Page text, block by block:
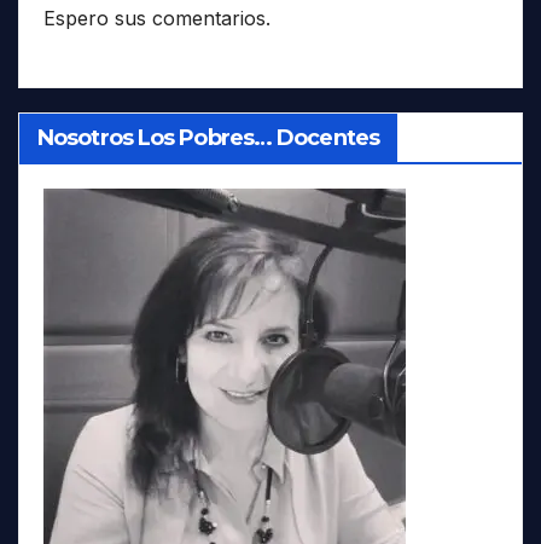
Espero sus comentarios.
Nosotros Los Pobres… Docentes